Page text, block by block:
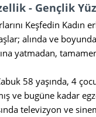
- Gençlik
Keşfedin
alında ve
yatmadan,
58 yaşında, 4
ve bugüne kadar
televizyon ve